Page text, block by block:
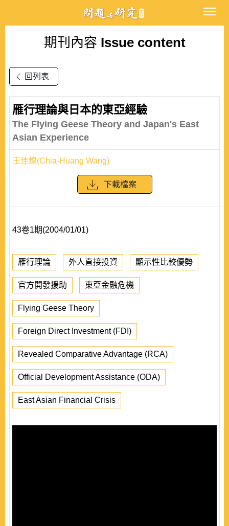
期刊內容 Issue content
回列表
雁行理論與日本的東亞經驗
The Flying Geese Theory and Japan's East
Asian Experience
王佳煌(Chia-Huang Wang)
下載檔案
43卷1期(2004/01/01)
雁行理論 外人直接投資 顯示性比較優勢
官方開發援助 東亞金融危機
Flying Geese Theory
Foreign Direct Investment (FDI)
Revealed Comparative Advantage (RCA)
Official Development Assistance (ODA)
East Asian Financial Crisis